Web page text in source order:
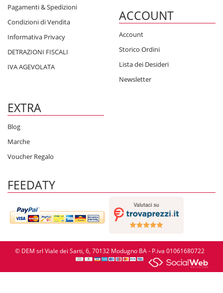
Pagamenti & Spedizioni
Condizioni di Vendita
Informativa Privacy
DETRAZIONI FISCALI
IVA AGEVOLATA
ACCOUNT
Account
Storico Ordini
Lista dei Desideri
Newsletter
EXTRA
Blog
Marche
Voucher Regalo
FEEDATY
© DEM srl Viale dei Sarti, 6, 70132 Modugno BA - P.iva 01061680722